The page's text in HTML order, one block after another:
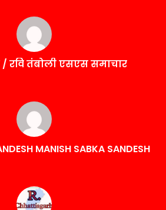
/ रवि तंबोली एसएस समाचार
MANISH SABKA SANDESH